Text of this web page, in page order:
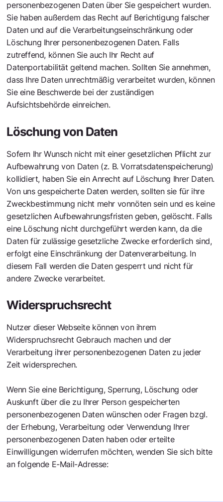
personenbezogenen Daten über Sie gespeichert wurden.
Sie haben außerdem das Recht auf Berichtigung falscher
Daten und auf die Verarbeitungseinschränkung oder
Löschung Ihrer personenbezogenen Daten. Falls
zutreffend, können Sie auch Ihr Recht auf
Datenportabilität geltend machen. Sollten Sie annehmen,
dass Ihre Daten unrechtmäßig verarbeitet wurden, können
Sie eine Beschwerde bei der zuständigen
Aufsichtsbehörde einreichen.
Löschung von Daten
Sofern Ihr Wunsch nicht mit einer gesetzlichen Pflicht zur
Aufbewahrung von Daten (z. B. Vorratsdatenspeicherung)
kollidiert, haben Sie ein Anrecht auf Löschung Ihrer Daten.
Von uns gespeicherte Daten werden, sollten sie für ihre
Zweckbestimmung nicht mehr vonnöten sein und es keine
gesetzlichen Aufbewahrungsfristen geben, gelöscht. Falls
eine Löschung nicht durchgeführt werden kann, da die
Daten für zulässige gesetzliche Zwecke erforderlich sind,
erfolgt eine Einschränkung der Datenverarbeitung. In
diesem Fall werden die Daten gesperrt und nicht für
andere Zwecke verarbeitet.
Widerspruchsrecht
Nutzer dieser Webseite können von ihrem
Widerspruchsrecht Gebrauch machen und der
Verarbeitung ihrer personenbezogenen Daten zu jeder
Zeit widersprechen.
Wenn Sie eine Berichtigung, Sperrung, Löschung oder
Auskunft über die zu Ihrer Person gespeicherten
personenbezogenen Daten wünschen oder Fragen bzgl.
der Erhebung, Verarbeitung oder Verwendung Ihrer
personenbezogenen Daten haben oder erteilte
Einwilligungen widerrufen möchten, wenden Sie sich bitte
an folgende E-Mail-Adresse: